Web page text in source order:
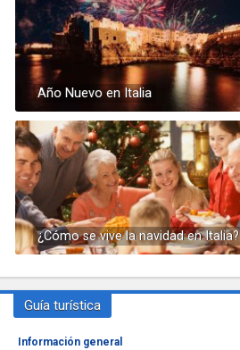
Año Nuevo en Italia
¿Cómo se vive la navidad en Italia?
Guía turística
Información general